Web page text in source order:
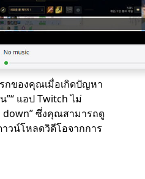
กของคุณเมื่อเกิดปัญหา
”“ แอป Twitch ไม่
down” ซึ่งคุณสามารถดู
วน์โหลดวิดีโอจากการ